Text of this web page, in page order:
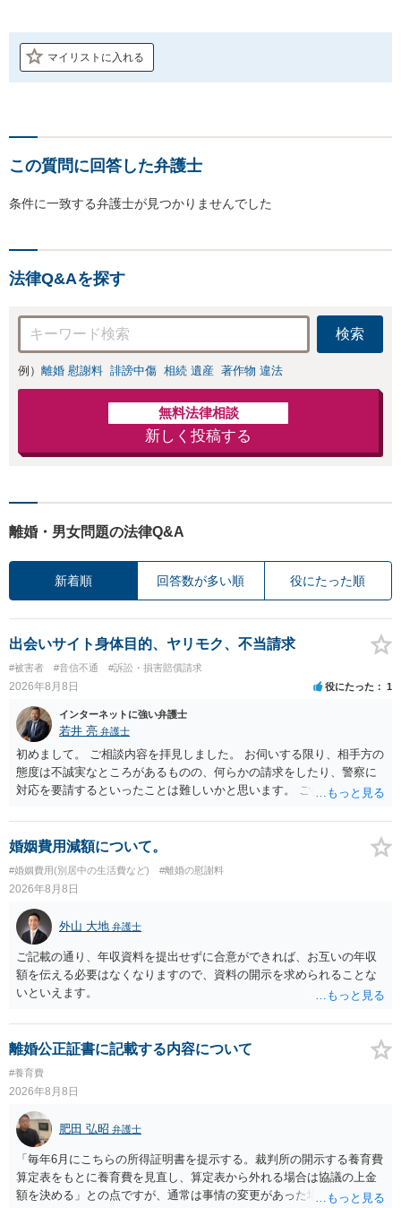
マイリストに入れる
この質問に回答した弁護士
条件に一致する弁護士が見つかりませんでした
法律Q&Aを探す
検索
例） 離婚 慰謝料 誹謗中傷 相続 遺産 著作物 違法
無料法律相談
新しく投稿する
離婚・男女問題の法律Q&A
新着順 回答数が多い順 役にたった順
出会いサイト身体目的、ヤリモク、不当請求
#被害者 #音信不通 #訴訟・損害賠償請求
2026年8月8日 役にたった 1
インターネットに強い弁護士
若井 亮 弁護士
初めまして。 ご相談内容を拝見しました。 お伺いする限り、相手方の
態度は不誠実なところがあるものの、何らかの請求をしたり、警察に
対応を要請するといったことは難しいかと思います。 ご参考になれば
婚姻費用減額について。
#婚姻費用(別居中の生活費など) #離婚の慰謝料
2026年8月8日
外山 大地 弁護士
ご記載の通り、年収資料を提出せずに合意ができれば、お互いの年収
額を伝える必要はなくなりますので、資料の開示を求められることな
いといえます。
離婚公正証書に記載する内容について
#養育費
2026年8月8日
肥田 弘昭 弁護士
「毎年6月にこちらの所得証明書を提示する。裁判所の開示する養育費
算定表をもとに養育費を見直し、算定表から外れる場合は協議の上金
額を決める」との点ですが、通常は事情の変更があった場合に変更し